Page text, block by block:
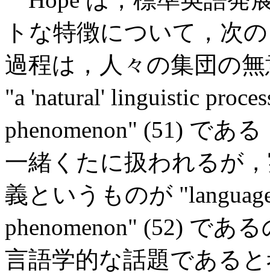
トな特徴について，次
過程は，人々の集団の
"a 'natural' linguistic
phenomenon" (51) であ
一緒くたに扱われるが
義というものが
phenomenon" (52) であ
言語学的な話題である